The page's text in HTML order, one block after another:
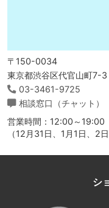
〒150-0034
東京都渋谷区代官山町7-3
03-3461-9725
相談窓口（チャット）
営業時間：12:00～19:00
（12月31日、1月1日、2
シ